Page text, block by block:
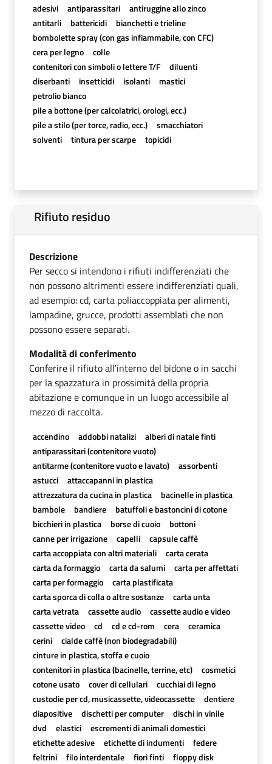
adesivi antiparassitari
antiruggine allo zinco
antitarli
battericidi
bianchetti e trieline
bombolette spray (con gas infiammabile, con CFC)
cera per legno
colle
contenitori con simboli o lettere T/F
diluenti
diserbanti
insetticidi isolanti
mastici
petrolio bianco
pile a bottone (per calcolatrici, orologi, ecc.)
pile a stilo (per torce, radio, ecc.)
smacchiatori
solventi
tintura per scarpe topicidi
Rifiuto residuo
Descrizione
Per secco si intendono i rifiuti indifferenziati che
non possono altrimenti essere indifferenziati quali,
ad esempio: cd, carta poliaccoppiata per alimenti,
lampadine, grucce, prodotti assemblati che non
possono essere separati.
Modalità di conferimento
Conferire il rifiuto all'interno del bidone o in sacchi
per la spazzatura in prossimità della propria
abitazione e comunque in un luogo accessibile al
mezzo di raccolta.
accendino addobbi natalizi
alberi di natale finti
antiparassitari (contenitore vuoto)
antitarme (contenitore vuoto e lavato)
assorbenti
astucci
attaccapanni in plastica
attrezzatura da cucina in plastica
bacinelle in plastica
bambole
bandiere
batuffoli e bastoncini di cotone
bicchieri in plastica
borse di cuoio
bottoni
canne per irrigazione
capelli
capsule caffè
carta accoppiata con altri materiali
carta cerata
carta da formaggio
carta da salumi
carta per affettati
carta per formaggio
carta plastificata
carta sporca di colla o altre sostanze
carta unta
carta vetrata
cassette audio
cassette audio e video
cassette video
cd cd e cd-rom cera
ceramica
cerini
cialde caffè (non biodegradabili)
cinture in plastica, stoffa e cuoio
contenitori in plastica (bacinelle, terrine, etc)
cosmetici
cotone usato
cover di cellulari
cucchiai di legno
custodie per cd, musicassette, videocassette
dentiere
diapositive
dischetti per computer
dischi in vinile
dvd
elastici
escrementi di animali domestici
etichette adesive
etichette di indumenti
federe
feltrini
filo interdentale fiori finti
floppy disk